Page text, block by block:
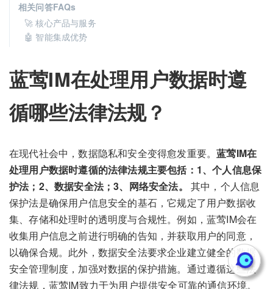
蓝莺IM在处理用户数据时遵
循哪些法律法规？
在现代社会中，数据隐私和安全变得愈发重要。蓝莺IM在
处理用户数据时遵循的法律法规主要包括：1、个人信息保
护法；2、数据安全法；3、网络安全法。
其中，个人信息
保护法是确保用户信息安全的基石，它规定了用户数据收
集、存储和处理时的透明度与合规性。例如，蓝莺IM会在
收集用户信息之前进行明确的告知，并获取用户的同意，
以确保合规。此外，数据安全法要求企业建立健全的数据
安全管理制度，加强对数据的保护措施。通过遵循这些法
律法规，蓝莺IM致力于为用户提供安全可靠的通信环境。
相关问答FAQs
🚀 核心产品与服务
🤖 智能集成优势